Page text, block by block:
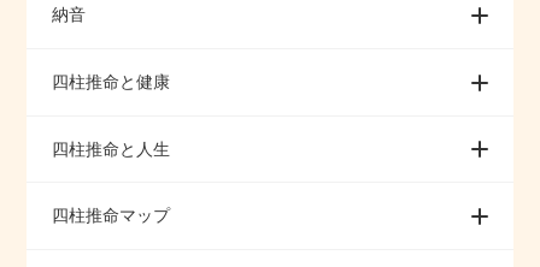
納音
四柱推命と健康
四柱推命と人生
四柱推命マップ